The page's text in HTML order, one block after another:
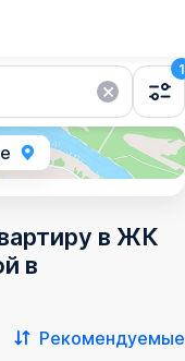
1
в ЖК
в
Рекомендуемые